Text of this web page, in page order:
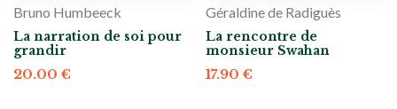
Bruno Humbeeck
La narration de soi pour
grandir
20.00 €
Géraldine de Radiguès
La rencontre de
monsieur Swahan
17.90 €